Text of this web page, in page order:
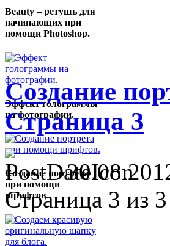
Beauty – ретушь для
начинающих при
помощи Photoshop.
Эффект голограммы
на фотографии.
Создание портрета
при помощи
шрифтов.
Создание
Страница 3
Страница 3 из 3